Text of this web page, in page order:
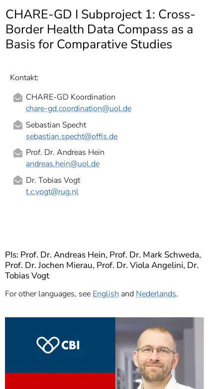
Informationen zur
Barrierefreiheit
CHARE-GD I Subproject 1: Cross-
Border Health Data Compass as a
Basis for Comparative Studies
Kontakt:
CHARE-GD Koordination
chare-gd.coordination@uol.de
Sebastian Specht
sebastian.specht@offis.de
Prof. Dr. Andreas Hein
andreas.hein@uol.de
Dr. Tobias Vogt
t.c.vogt@rug.nl
PIs: Prof. Dr. Andreas Hein, Prof. Dr. Mark Schweda,
Prof. Dr. Jochen Mierau, Prof. Dr. Viola Angelini, Dr.
Tobias Vogt
For other languages, see English and Nederlands.